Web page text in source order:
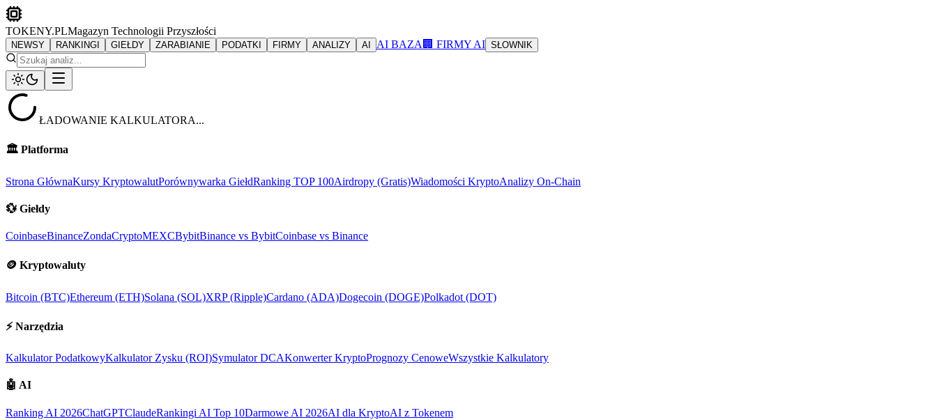
TOKENY.PLMagazyn Technologii Przyszłości
NEWSY RANKINGI GIEŁDY ZARABIANIE PODATKI FIRMY ANALIZY AI AI BAZA 🏢 FIRMY AI SŁOWNIK
ŁADOWANIE KALKULATORA...
🏛️ Platforma
Strona GłównaKursy KryptowalutPorównywarka GiełdRanking TOP 100Airdropy (Gratis)Wiadomości KryptoAnalizy On-Chain
💱 Giełdy
CoinbaseBinanceZondaCryptoMEXCBybitBinance vs BybitCoinbase vs Binance
🪙 Kryptowaluty
Bitcoin (BTC)Ethereum (ETH)Solana (SOL)XRP (Ripple)Cardano (ADA)Dogecoin (DOGE)Polkadot (DOT)
⚡ Narzędzia
Kalkulator PodatkowyKalkulator Zysku (ROI)Symulator DCAKonwerter KryptoPrognozy CenoweWszystkie Kalkulatory
🤖 AI
Ranking AI 2026ChatGPTClaudeRankingi AI Top 10Darmowe AI 2026AI dla KryptoAI z Tokenem